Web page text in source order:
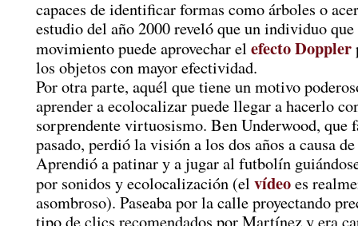
capaces de identificar formas como árboles o
estudio del año 2000 reveló que un individuo que
movimiento puede aprovechar el efecto Doppler
los objetos con mayor efectividad.
Por otra parte, aquél que tiene un motivo
aprender a ecolocalizar puede llegar a hacerlo
sorprendente virtuosismo. Ben Underwood, que
pasado, perdió la visión a los dos años a causa
Aprendió a patinar y a jugar al futbolín
por sonidos y ecolocalización (el vídeoes
asombroso). Paseaba por la calle proyectando
tipo de clics recomendados por Martínez y era